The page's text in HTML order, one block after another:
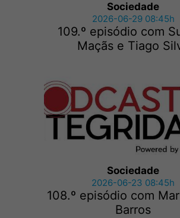
Sociedade
2026-06-29 08:45h
109.º episódio com
Maçãs e Tiago
Sociedade
2026-06-23 08:45h
108.º episódio com
Barros